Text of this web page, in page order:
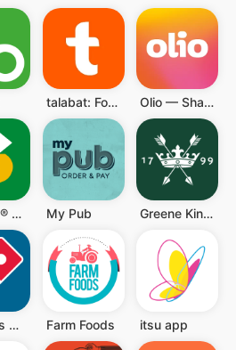
talabat: Food, grocery & more Olio — Share More, Waste Less
Subway® Kuwait My Pub Greene King Pubs & Restaurants
Domino's Pizza Delivery Farm Foods itsu app